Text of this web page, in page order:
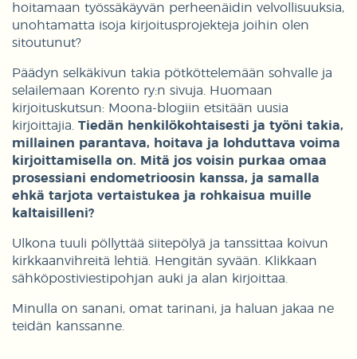
hoitamaan työssäkäyvän perheenäidin velvollisuuksia,
unohtamatta isoja kirjoitusprojekteja joihin olen
sitoutunut?
Päädyn selkäkivun takia pötköttelemään sohvalle ja
selailemaan Korento ry:n sivuja. Huomaan
kirjoituskutsun: Moona-blogiin etsitään uusia
kirjoittajia. Tiedän henkilökohtaisesti ja työni takia,
millainen parantava, hoitava ja lohduttava voima
kirjoittamisella on. Mitä jos voisin purkaa omaa
prosessiani endometrioosin kanssa, ja samalla
ehkä tarjota vertaistukea ja rohkaisua muille
kaltaisilleni?
Ulkona tuuli pöllyttää siitepölyä ja tanssittaa koivun
kirkkaanvihreitä lehtiä. Hengitän syvään. Klikkaan
sähköpostiviestipohjan auki ja alan kirjoittaa.
Minulla on sanani, omat tarinani, ja haluan jakaa ne
teidän kanssanne.